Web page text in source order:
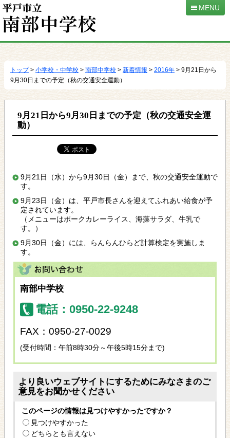
動
MENU
トップ> 小学校・中学校 > 南部中学校 > 新着情報 > 2016年 > 9月21日から
9月30日までの予定（秋の交通安全運動）
9月21日から9月30日までの予定（秋の交通安全運
動）
9月21日（水）から9月30日（金）まで、秋の交通安全運動で
す。
9月23日（金）は、平戸市長さんを迎えてふれあい給食が予
定されています。
（メニューはポークカレーライス、海藻サラダ、牛乳で
す。）
9月30日（金）には、らんらんひらど計算検定を実施しま
す。
南部中学校
電話：0950-22-9248
FAX：0950-27-0029
(受付時間：午前8時30分～午後5時15分まで)
より良いウェブサイトにするためにみなさまのご
意見をお聞かせください
このページの情報は見つけやすかったですか？
見つけやすかった
どちらとも言えない